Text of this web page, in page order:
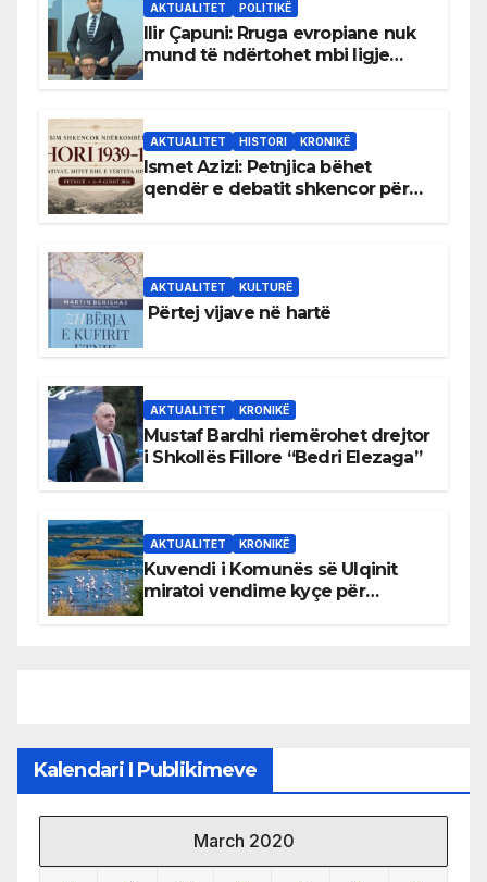
AKTUALITET POLITIKË
Ilir Çapuni: Rruga evropiane nuk
mund të ndërtohet mbi ligje
AKTUALITET HISTORI KRONIKË
Ismet Azizi: Petnjica bëhet
qendër e debatit shkencor për
AKTUALITET KULTURË
Përtej vijave në hartë
AKTUALITET KRONIKË
Mustaf Bardhi riemërohet drejtor
i Shkollës Fillore “Bedri Elezaga”
AKTUALITET KRONIKË
Kuvendi i Komunës së Ulqinit
miratoi vendime kyçe për
Kalendari I Publikimeve
March 2020